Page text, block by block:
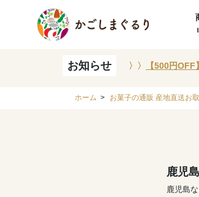
お知らせ 〉〉 【500円
ホーム > お菓子の通販 産地直送お
鹿児
鹿児島